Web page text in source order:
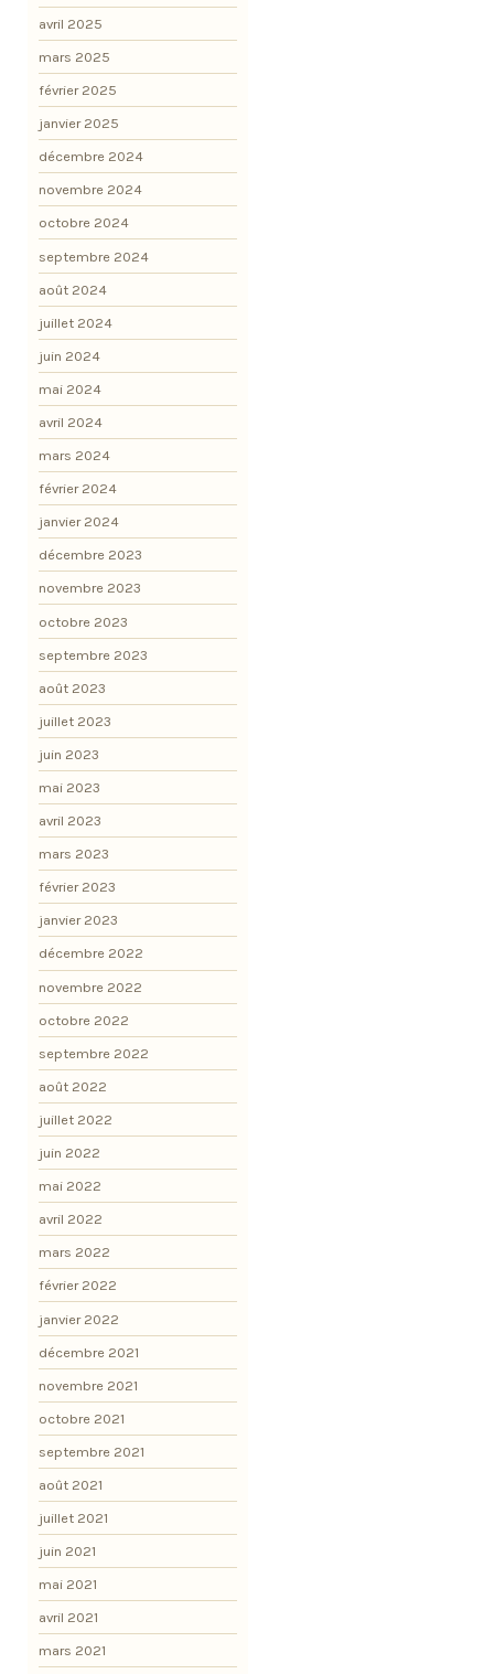
avril 2025
mars 2025
février 2025
janvier 2025
décembre 2024
novembre 2024
octobre 2024
septembre 2024
août 2024
juillet 2024
juin 2024
mai 2024
avril 2024
mars 2024
février 2024
janvier 2024
décembre 2023
novembre 2023
octobre 2023
septembre 2023
août 2023
juillet 2023
juin 2023
mai 2023
avril 2023
mars 2023
février 2023
janvier 2023
décembre 2022
novembre 2022
octobre 2022
septembre 2022
août 2022
juillet 2022
juin 2022
mai 2022
avril 2022
mars 2022
février 2022
janvier 2022
décembre 2021
novembre 2021
octobre 2021
septembre 2021
août 2021
juillet 2021
juin 2021
mai 2021
avril 2021
mars 2021